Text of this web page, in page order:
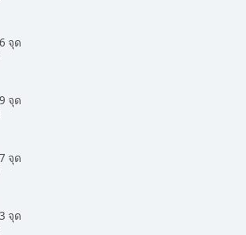
จุด
จุด
จุด
จุด